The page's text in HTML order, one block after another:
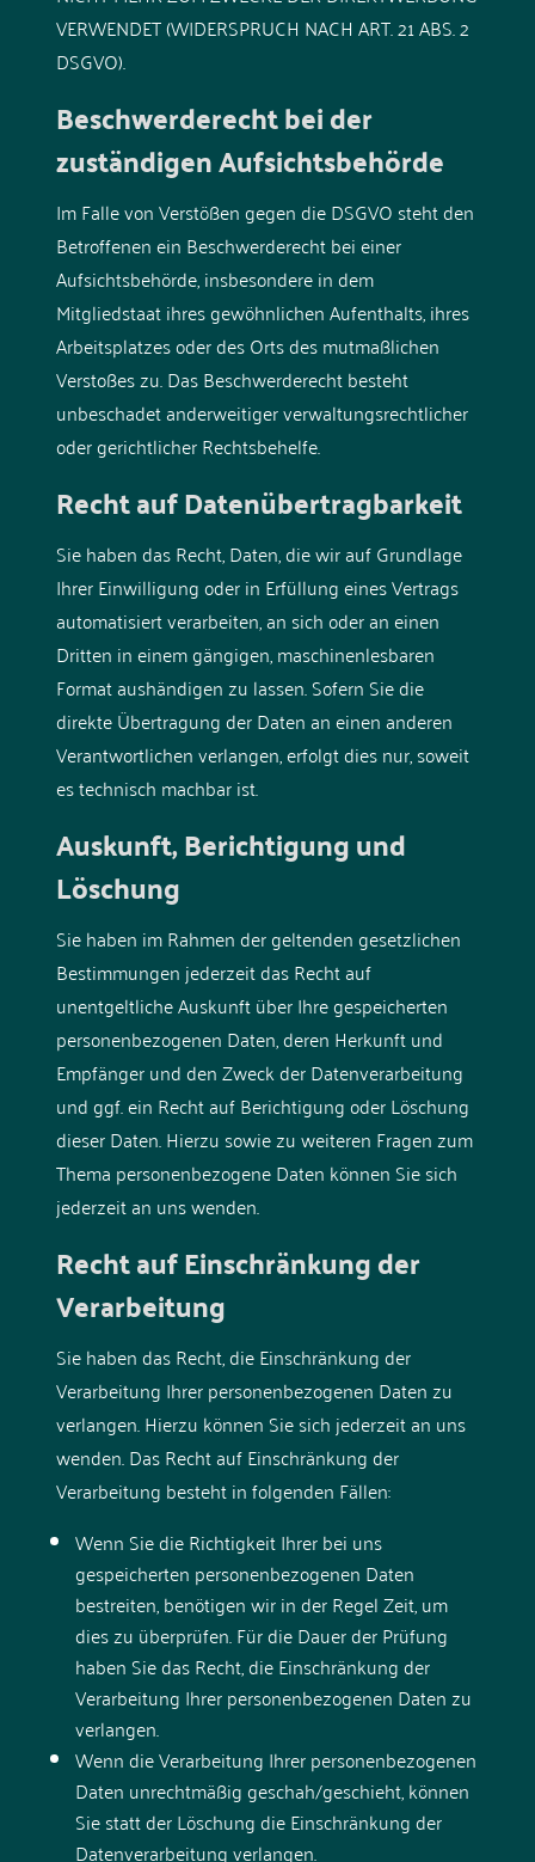
VERWENDET (WIDERSPRUCH NACH ART. 21 ABS. 2
DSGVO).
Beschwerde­recht bei der
zuständigen Aufsichts­behörde
Im Falle von Verstößen gegen die DSGVO steht den
Betroffenen ein Beschwerderecht bei einer
Aufsichtsbehörde, insbesondere in dem
Mitgliedstaat ihres gewöhnlichen Aufenthalts, ihres
Arbeitsplatzes oder des Orts des mutmaßlichen
Verstoßes zu. Das Beschwerderecht besteht
unbeschadet anderweitiger verwaltungsrechtlicher
oder gerichtlicher Rechtsbehelfe.
Recht auf Daten­übertrag­barkeit
Sie haben das Recht, Daten, die wir auf Grundlage
Ihrer Einwilligung oder in Erfüllung eines Vertrags
automatisiert verarbeiten, an sich oder an einen
Dritten in einem gängigen, maschinenlesbaren
Format aushändigen zu lassen. Sofern Sie die
direkte Übertragung der Daten an einen anderen
Verantwortlichen verlangen, erfolgt dies nur, soweit
es technisch machbar ist.
Auskunft, Berichtigung und
Löschung
Sie haben im Rahmen der geltenden gesetzlichen
Bestimmungen jederzeit das Recht auf
unentgeltliche Auskunft über Ihre gespeicherten
personenbezogenen Daten, deren Herkunft und
Empfänger und den Zweck der Datenverarbeitung
und ggf. ein Recht auf Berichtigung oder Löschung
dieser Daten. Hierzu sowie zu weiteren Fragen zum
Thema personenbezogene Daten können Sie sich
jederzeit an uns wenden.
Recht auf Einschränkung der
Verarbeitung
Sie haben das Recht, die Einschränkung der
Verarbeitung Ihrer personenbezogenen Daten zu
verlangen. Hierzu können Sie sich jederzeit an uns
wenden. Das Recht auf Einschränkung der
Verarbeitung besteht in folgenden Fällen:
Wenn Sie die Richtigkeit Ihrer bei uns
gespeicherten personenbezogenen Daten
bestreiten, benötigen wir in der Regel Zeit, um
dies zu überprüfen. Für die Dauer der Prüfung
haben Sie das Recht, die Einschränkung der
Verarbeitung Ihrer personenbezogenen Daten zu
verlangen.
Wenn die Verarbeitung Ihrer personenbezogenen
Daten unrechtmäßig geschah/geschieht, können
Sie statt der Löschung die Einschränkung der
Datenverarbeitung verlangen.